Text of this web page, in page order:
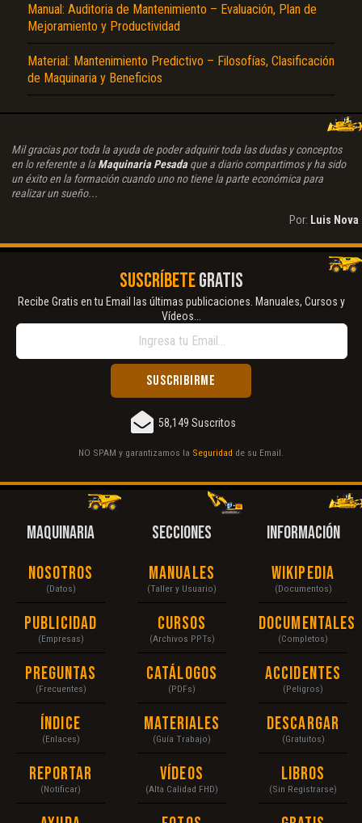
Manual: Auditoria de Mantenimiento – Evaluación, Plan de
Mejoramiento y Productividad
Material: Mantenimiento Predictivo – Filosofías, Clasificación
de Maquinaria y Beneficios
Mil gracias por toda la ayuda de poder adquirir toda las dudas y conceptos
en lo referente a la Maquinaria Pesadaque a diario compartimos y ha sido
un éxito en la formación cuando uno no tiene la parte económica para
realizar un sueño...
Por: Luis Nova
SUSCRÍBETEGRATIS
Recibe Gratis en tu Email las últimas publicaciones. Manuales, Cursos y
Vídeos...
58,149 Suscritos
NO SPAM y garantizamos la Seguridad de su Email.
MAQUINARIA
Nosotros
(Datos)
Publicidad
(Empresas)
Preguntas
(Frecuentes)
Índice
(Enlaces)
Reportar
(Notificar)
SECCIONES
Manuales
(Taller y Usuario)
Cursos
(Archivos PPTs)
Catálogos
(PDFs)
Materiales
(Guía Trabajo)
Vídeos
(Alta Calidad FHD)
INFORMACIÓN
Wikipedia
(Documentos)
Documentales
(Completos)
Accidentes
(Peligros)
Descargar
(Gratuitos)
Libros
(Sin Registrarse)